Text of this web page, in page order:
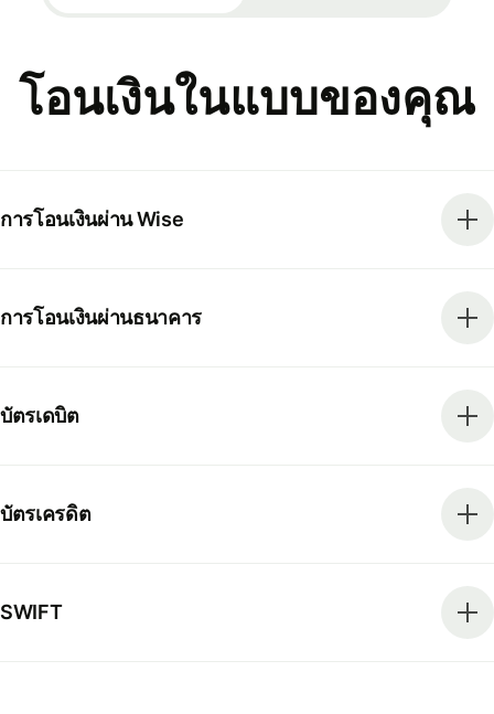
โอนเงินในแบบของคุณ
การโอนเงินผ่าน Wise
การโอนเงินผ่านธนาคาร
บัตรเดบิต
บัตรเครดิต
SWIFT